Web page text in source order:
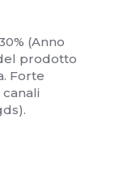
(Anno
prodotto
Forte